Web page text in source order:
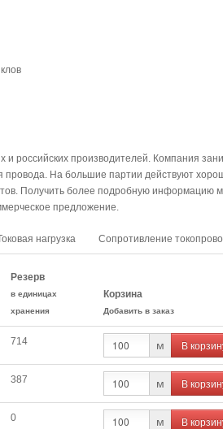
российских производителей. Компания
На большие партии действуют
Получить более подробную информацию
предложение.
нагрузка Сопротивление
Резерв
в единицах
хранения
Корзина
Добавить в заказ
714 м В
387 м В
0 м В